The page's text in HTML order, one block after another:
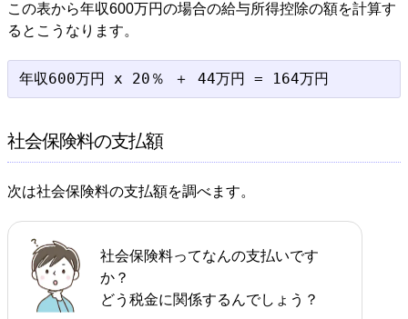
この表から年収600万円の場合の給与所得控除の額を計算す
るとこうなります。
社会保険料の支払額
次は社会保険料の支払額を調べます。
社会保険料ってなんの支払いです
か？
どう税金に関係するんでしょう？